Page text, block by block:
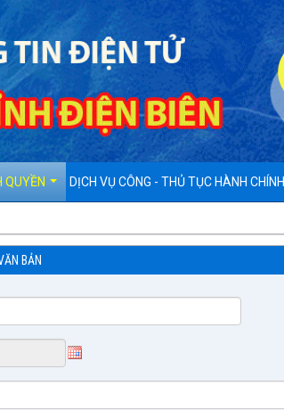
QUYỀN DỊCH VỤ CÔNG - THỦ TỤC HÀNH CHÍNH
BẢN